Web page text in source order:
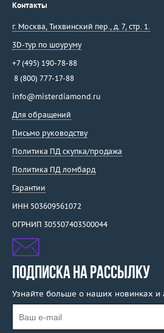
Контакты
г. Москва, Тихвинский пер., д. 7, стр. 1.
3D-тур по шоуруму
+7 (495) 190-78-88
8 (800) 777-17-88
info@misterdiamond.ru
Для обращений
Письмо руководству
Политика ПД скупка/продажа
Политика ПД ломбард
Гарантии
ИНН 503609561072
ОГРНИП 305507403500044
ПОДПИСКА НА РАССЫЛКУ
Узнайте больше о наших новинках и